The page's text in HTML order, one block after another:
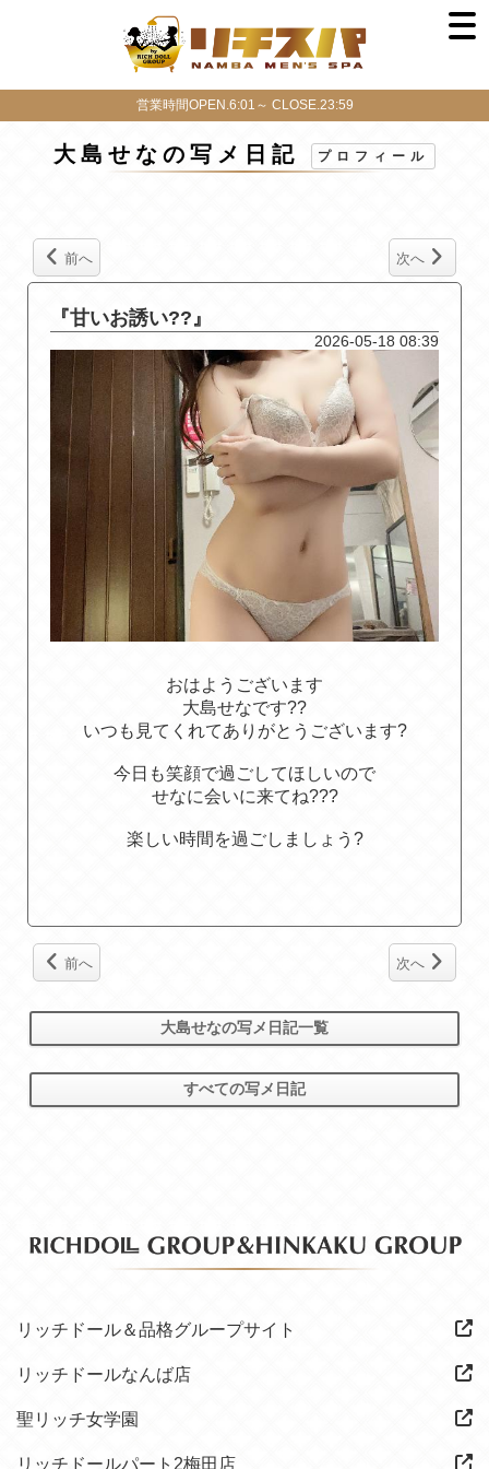
営業時間OPEN.6:01～ CLOSE.23:59
大島せなの写メ日記 プロフィール
前へ 次へ
『甘いお誘い??』
2026-05-18 08:39
おはようございます
大島せなです??
いつも見てくれてありがとうございます?
今日も笑顔で過ごしてほしいので
せなに会いに来てね???
楽しい時間を過ごしましょう?
前へ 次へ
大島せなの写メ日記一覧
すべての写メ日記
リッチドール＆品格グループサイト
リッチドールなんば店
聖リッチ女学園
リッチドールパート2梅田店